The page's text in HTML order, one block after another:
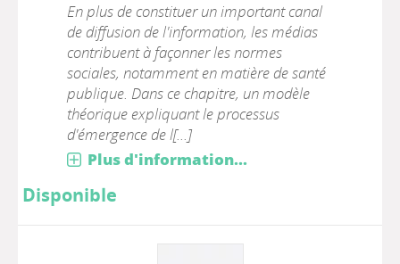
En plus de constituer un important canal
de diffusion de l'information, les médias
contribuent à façonner les normes
sociales, notamment en matière de santé
publique. Dans ce chapitre, un modèle
théorique expliquant le processus
d'émergence de l[...]
Plus d'information...
Disponible